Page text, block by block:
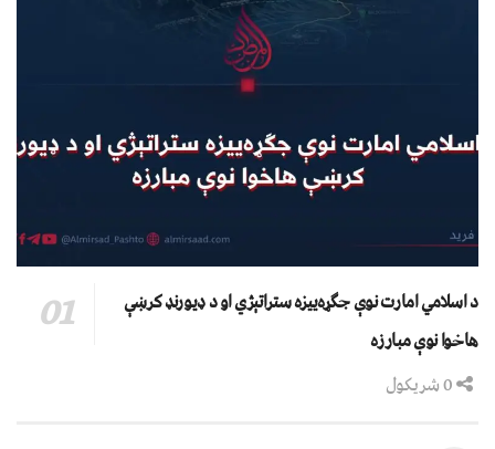
د اسلامي امارت نوې جګړه‌ییزه ستراتېژي او د ډیورنډ کرښې
هاخوا نوې مبارزه